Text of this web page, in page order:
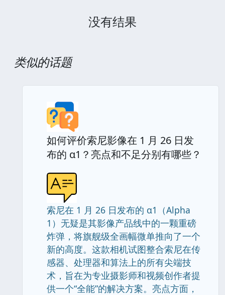
没有结果
类似的话题
如何评价索尼影像在 1 月 26 日发
布的 α1？亮点和不足分别有哪些？
索尼在 1 月 26 日发布的 α1（Alpha
1）无疑是其影像产品线中的一颗重磅
炸弹，将旗舰级全画幅微单推向了一个
新的高度。这款相机试图整合索尼在传
感器、处理器和算法上的所有尖端技
术，旨在为专业摄影师和视频创作者提
供一个“全能”的解决方案。亮点方面，